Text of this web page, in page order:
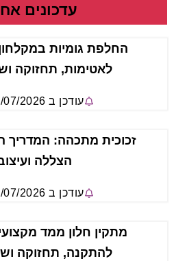
עדכונים
החלפת גומיות
לאטימות, תחזוקה
עודכן ב 07/2026
זכוכית מתכהה: המדריך
הצללה
עודכן ב 07/2026
מתקין חלון ממד
להתקנה, תחזוקה